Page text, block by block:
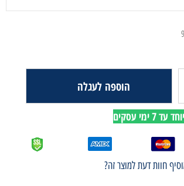
הוספה לעגלה
עסקים
חוות דעת למוצר זה?